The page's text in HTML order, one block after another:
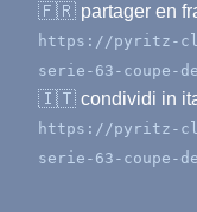
🇫🇷 partager en
https://pyritz-
serie-63-coupe-
🇮🇹 condividi in
https://pyritz-
serie-63-coupe-